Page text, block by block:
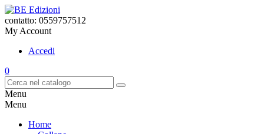
contatto: 0559757512
My Account
Accedi
0
Menu
Menu
Home